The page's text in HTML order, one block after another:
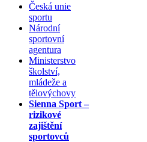
Česká unie
sportu
Národní
sportovní
agentura
Ministerstvo
školství,
mládeže a
tělovýchovy
Sienna Sport –
rizikové
zajištění
sportovců